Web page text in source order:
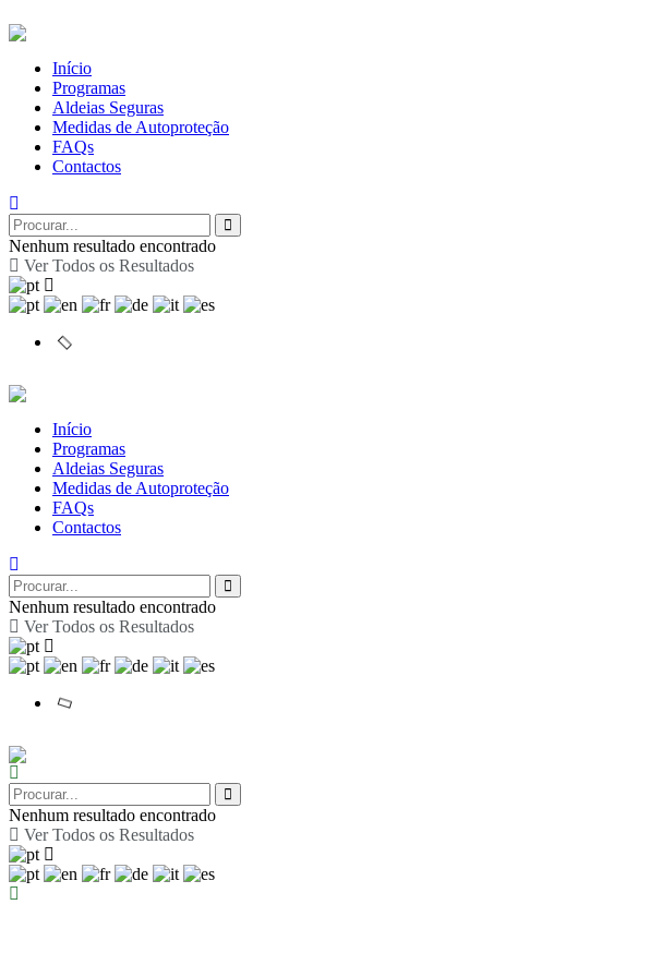
Início
Programas
Aldeias Seguras
Medidas de Autoproteção
FAQs
Contactos
Nenhum resultado encontrado
Ver Todos os Resultados
Início
Programas
Aldeias Seguras
Medidas de Autoproteção
FAQs
Contactos
Nenhum resultado encontrado
Ver Todos os Resultados
Nenhum resultado encontrado
Ver Todos os Resultados